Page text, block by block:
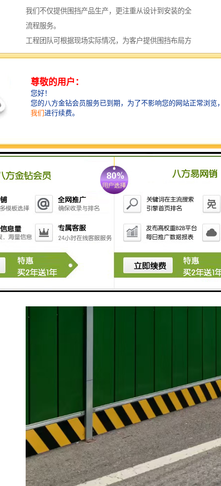
我们不仅提供围挡产品生产，更注重从设计到安装的全
流程服务。
工程团队可根据现场实际情况，为客户提供围挡布局方
案与安装指导，确保设置合理、牢固可靠。